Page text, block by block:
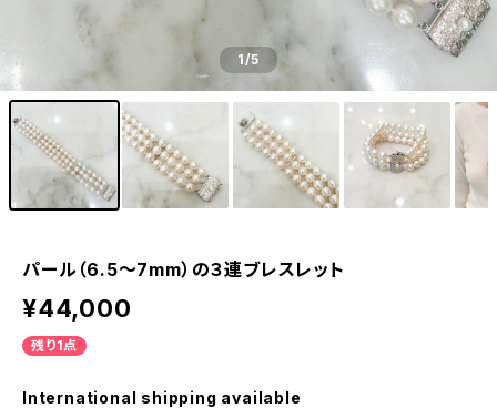
1/5
パール（6.5〜7mm）の３連ブレスレット
¥44,000
残り1点
International shipping available